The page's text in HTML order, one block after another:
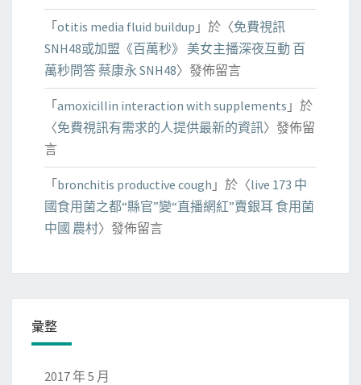
「otitis media fluid buildup 」於〈免費視訊
SNH48或加盟《百萬秒》 美女主播深夜互動 百
萬秒問答 蔡康永 SNH48〉發佈留言
「amoxicillin interaction with supplements 」於
〈免費視訊有需求的人提供最新的資訊〉發佈留
言
「bronchitis productive cough 」於〈live 173 中
國食用菌之都“縣官”變“直播網紅”賣銀耳 食用菌
中國 農村〉發佈留言
彙整
2017 年 5 月